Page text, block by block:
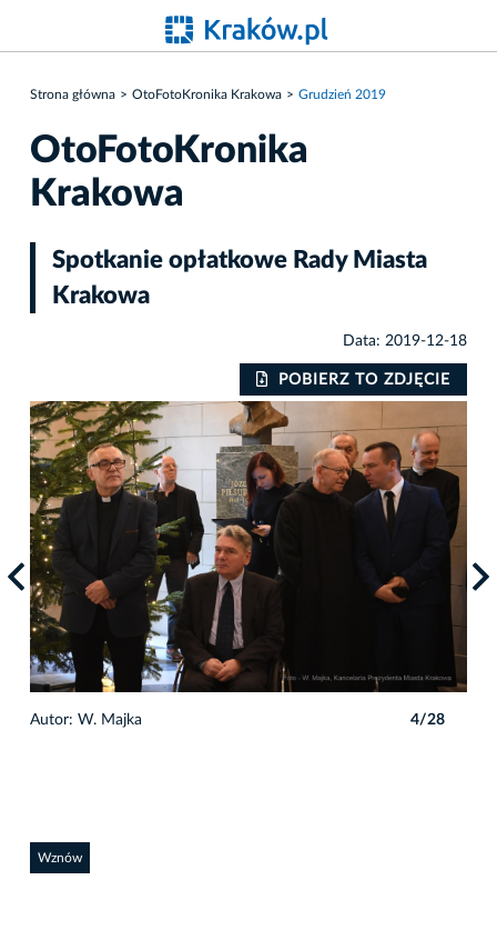
Strona główna OtoFotoKronika Krakowa Grudzień 2019
OtoFotoKronika
Krakowa
Spotkanie opłatkowe Rady Miasta
Krakowa
Data: 2019-12-18
POBIERZ TO ZDJĘCIE
Autor: W. Majka 4/28
Wznów